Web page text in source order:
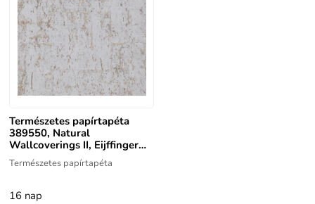
Természetes papírtapéta
389550, Natural
Wallcoverings II, Eijffinger
0,91m x 5,5m
Természetes papírtapéta
16 nap